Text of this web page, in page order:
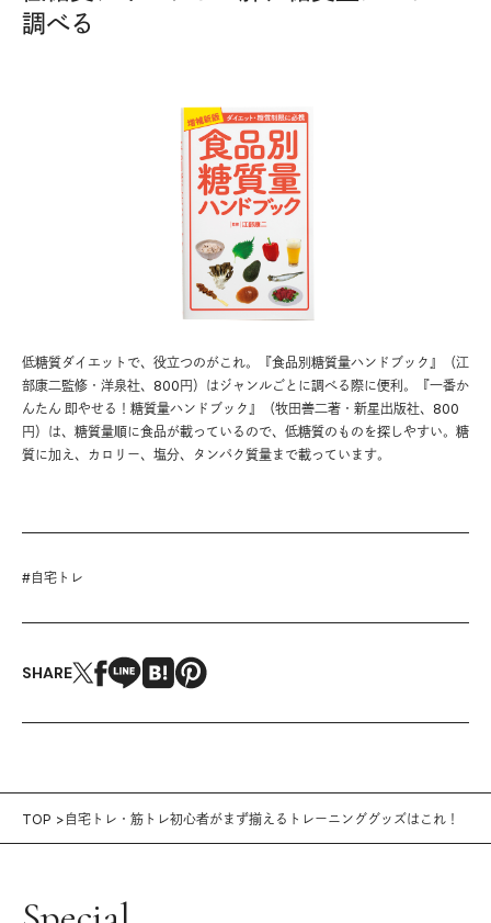
調べる
低糖質ダイエットで、役立つのがこれ。『食品別糖質量ハンドブック』（江
部康二監修・洋泉社、800円）はジャンルごとに調べる際に便利。『一番か
んたん 即やせる！糖質量ハンドブック』（牧田善二著・新星出版社、800
円）は、糖質量順に食品が載っているので、低糖質のものを探しやすい。糖
質に加え、カロリー、塩分、タンパク質量まで載っています。
#自宅トレ
SHARE
TOP 自宅トレ・筋トレ初心者がまず揃えるトレーニンググッズはこれ！